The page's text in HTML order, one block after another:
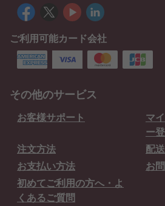
ご利用可能カード会社
その他のサービス
お客様サポート
マ
ー
注文方法
配
お支払い方法
お
初めてご利用の方へ・よ
くあるご質問